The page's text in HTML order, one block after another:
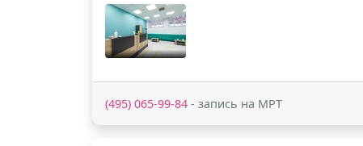
(495) 065-99-84 - запись на МРТ